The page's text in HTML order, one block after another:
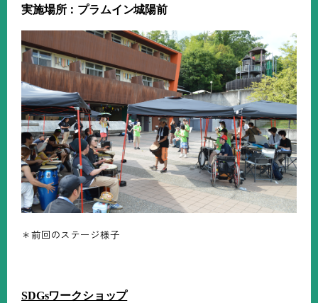
実施場所：プラムイン城陽前
＊前回のステージ様子
SDGsワークショップ